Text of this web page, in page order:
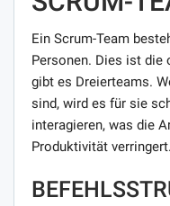
Ein Scrum-Team
Personen. Dies ist die
gibt es Dreierteams.
sind, wird es für sie
interagieren, was die
Produktivität verringert.